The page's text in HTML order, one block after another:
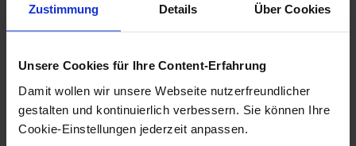
Zustimmung Details Über Cookies
Unsere Cookies für Ihre Content-Erfahrung
Damit wollen wir unsere Webseite nutzerfreundlicher
gestalten und kontinuierlich verbessern. Sie können Ihre
Cookie-Einstellungen jederzeit anpassen.
Starten Sie einen Batch, der einem Scan-
das Batch-Symbol, einem Klick auf das
Bearbeiten-Symbol im Menüband oder über den
EintragBearbeitenim Kontextmenü, wird das
Scanfenster geöffnet.